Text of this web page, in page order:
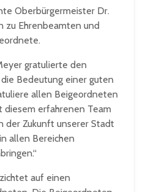
Oberbürgermeister Dr.
zu Ehrenbeamten und
gratulierte den
Bedeutung einer guten
allen Beigeordneten
diesem erfahrenen Team
der Zukunft unserer Stadt
allen Bereichen
auf einen